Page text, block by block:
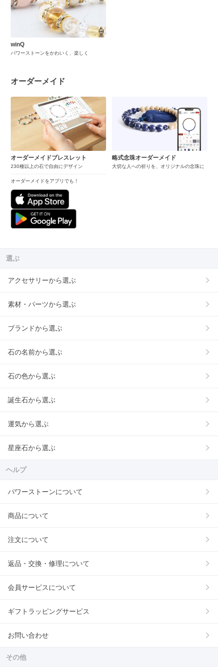
winQ
パワーストーンをかわいく、楽しく
オーダーメイド
オーダーメイドブレスレット
230種以上の石で自由にデザイン
オーダーメイドをアプリでも！
略式念珠オーダーメイド
大切な人への祈りを、オリジナルの念珠に
選ぶ
アクセサリーから選ぶ
素材・パーツから選ぶ
ブランドから選ぶ
石の名前から選ぶ
石の色から選ぶ
誕生石から選ぶ
運気から選ぶ
星座石から選ぶ
ヘルプ
パワーストーンについて
商品について
注文について
返品・交換・修理について
会員サービスについて
ギフトラッピングサービス
お問い合わせ
その他